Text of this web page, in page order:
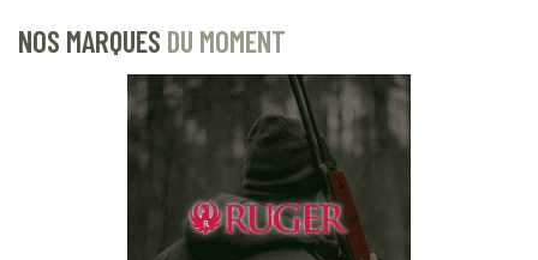
NOS MARQUES DU MOMENT